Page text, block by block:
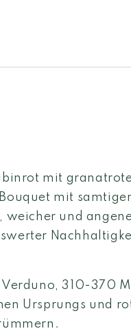
mit
mit
weicher und
Verduno, 310-370
Ursprungs und